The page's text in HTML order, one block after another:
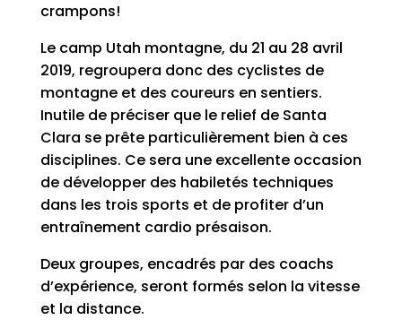
crampons!
Le camp Utah montagne, du 21 au 28 avril
2019, regroupera donc des cyclistes de
montagne et des coureurs en sentiers.
Inutile de préciser que le relief de Santa
Clara se prête particulièrement bien à ces
disciplines. Ce sera une excellente occasion
de développer des habiletés techniques
dans les trois sports et de profiter d’un
entraînement cardio présaison.
Deux groupes, encadrés par des coachs
d’expérience, seront formés selon la vitesse
et la distance.